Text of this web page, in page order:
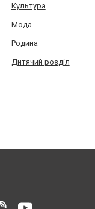
Культура
Мода
Родина
Дитячий розділ